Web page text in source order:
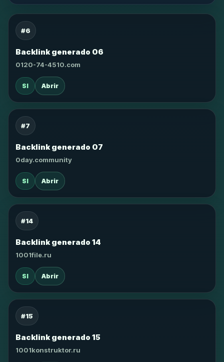
#6
Backlink generado 06
0120-74-4510.com
SI Abrir
#7
Backlink generado 07
0day.community
SI Abrir
#14
Backlink generado 14
1001file.ru
SI Abrir
#15
Backlink generado 15
1001konstruktor.ru